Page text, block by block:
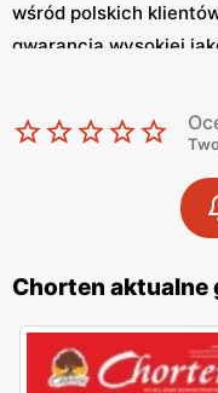
wśród polskich
gwarancja wysokiej
północno-wschodniej
wachlarz artykułów
dostosowanych do
elementem strategii
regularnie wydawane
cenne źródło
Gazetki
tygodnie,
atrakcyjnych ofert
Chorten aktualne